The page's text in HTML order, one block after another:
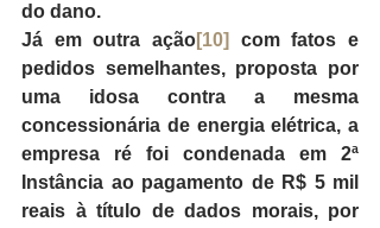
do dano.
Já em outra ação[10]
com fatos e
pedidos semelhantes, proposta por
uma idosa contra a mesma
concessionária de energia elétrica, a
empresa ré foi condenada em 2ª
Instância ao pagamento de R$ 5 mil
reais à título de dados morais, por